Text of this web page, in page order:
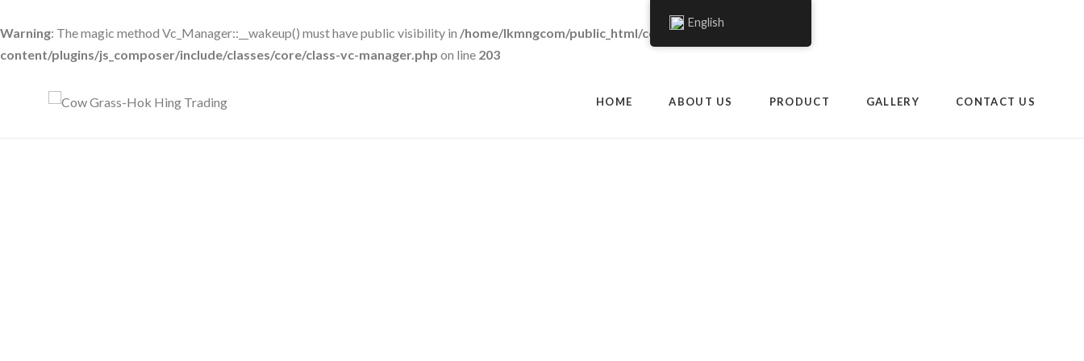
Warning: The magic method Vc_Manager::__wakeup() must have public visibility in /home/lkmngcom/public_html/cowgrass.com.my/wp-
content/plugins/js_composer/include/classes/core/class-vc-manager.php on line 203
HOME ABOUT US PRODUCT GALLERY CONTACT US
English